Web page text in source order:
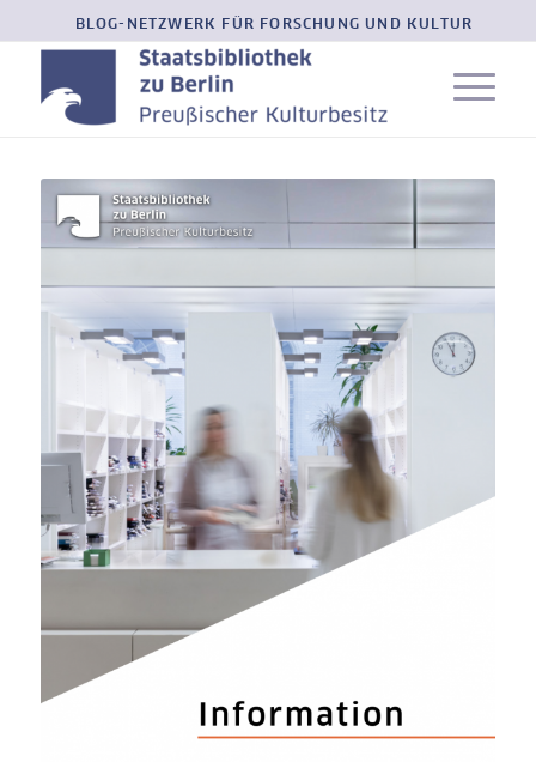
BLOG-NETZWERK FÜR FORSCHUNG UND KULTUR